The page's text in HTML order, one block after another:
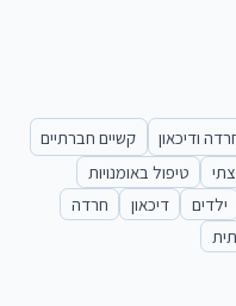
ודיכאון
קשיים חברתיים
טיפול באומנויות
ילדים דיכאון
חרדה